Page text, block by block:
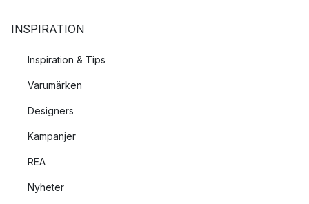
INSPIRATION
Inspiration & Tips
Varumärken
Designers
Kampanjer
REA
Nyheter